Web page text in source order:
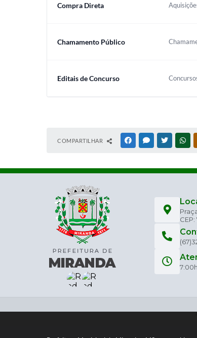
Compra Direta
Chamamento Público
Editais de Concurso
COMPARTILHAR FACEBOOKMESSENGER
TWITTER